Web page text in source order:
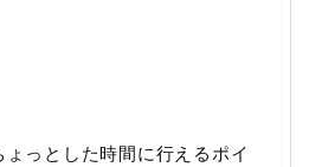
っとした時間に行えるポイ